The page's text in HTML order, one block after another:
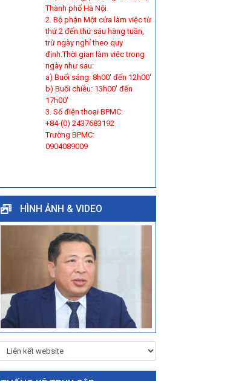
Thành phố Hà Nội.
2. Bộ phận Một cửa làm việc từ
thứ 2 đến thứ sáu hàng tuần,
trừ ngày nghỉ theo quy
định.Thời gian làm việc trong
ngày như sau:
a) Buổi sáng: 8h00' đến 12h00'
b) Buổi chiều: 13h00' đến
17h00'
3. Số điện thoại BPMC:
+84-(0) 2437683192
Trường BPMC:
0904089009
HÌNH ẢNH & VIDEO